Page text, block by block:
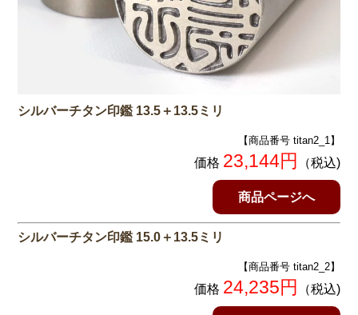
シルバーチタン印鑑 13.5＋13.5ミリ
【商品番号 titan2_1】
価格 23,144円 （税込)
商品ページへ
シルバーチタン印鑑 15.0＋13.5ミリ
【商品番号 titan2_2】
価格 24,235円 （税込)